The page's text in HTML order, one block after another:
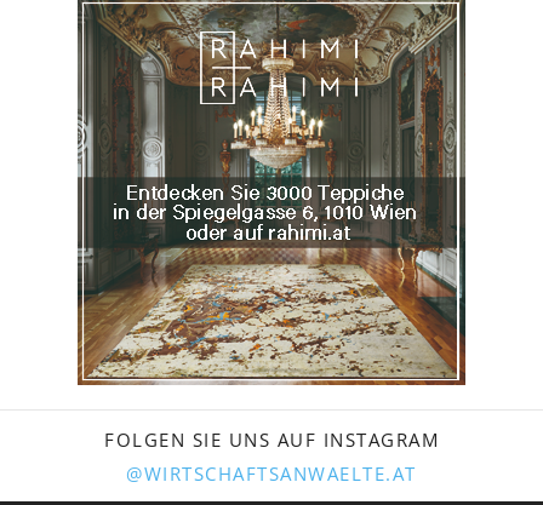
FOLGEN SIE UNS AUF INSTAGRAM
@WIRTSCHAFTSANWAELTE.AT